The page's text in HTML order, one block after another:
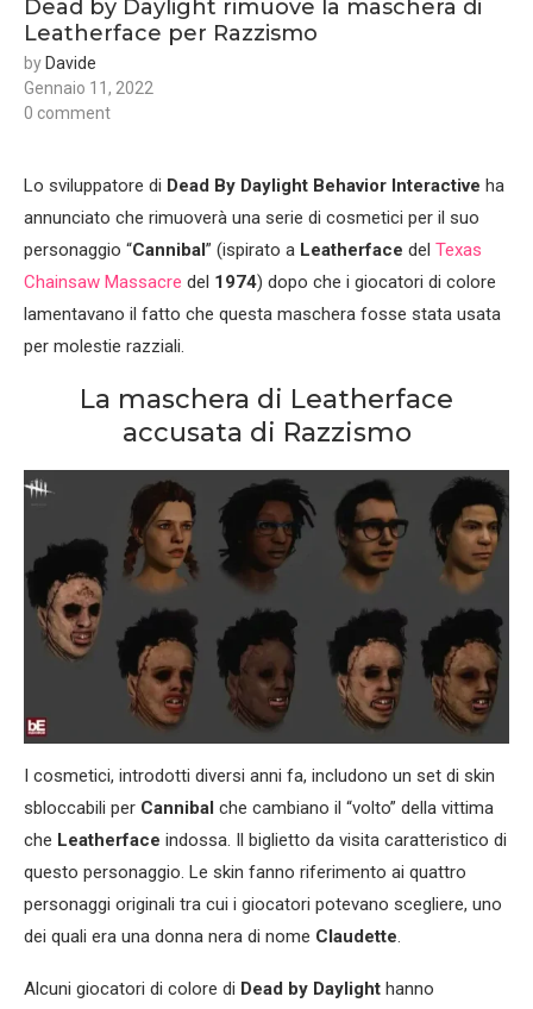
Dead by Daylight rimuove la maschera di
Leatherface per Razzismo
by Davide
Gennaio 11, 2022
0 comment
Lo sviluppatore di Dead By Daylight Behavior Interactive ha
annunciato che rimuoverà una serie di cosmetici per il suo
personaggio “Cannibal ” (ispirato a Leatherface del Texas
Chainsaw Massacre del 1974) dopo che i giocatori di colore
lamentavano il fatto che questa maschera fosse stata usata
per molestie razziali.
La maschera di Leatherface
accusata di Razzismo
I cosmetici, introdotti diversi anni fa, includono un set di skin
sbloccabili per Cannibal che cambiano il “volto” della vittima
che Leatherface indossa. Il biglietto da visita caratteristico di
questo personaggio. Le skin fanno riferimento ai quattro
personaggi originali tra cui i giocatori potevano scegliere, uno
dei quali era una donna nera di nome Claudette.
Alcuni giocatori di colore di Dead by Daylight hanno